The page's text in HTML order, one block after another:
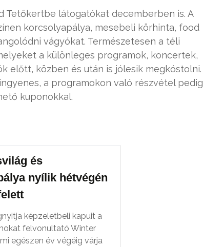
Tetőkertbe látogatókat decemberben is. A
korcsolyapálya, mesebeli körhinta, food
vágyókat. Természetesen a téli
a különleges programok, koncertek,
előtt, közben és után is jólesik megkóstolni.
a programokon való részvétel pedig
kuponokkal.
és
nyílik hétvégén
képzeletbeli kapuit a
felvonultató Winter
egészen év végéig várja